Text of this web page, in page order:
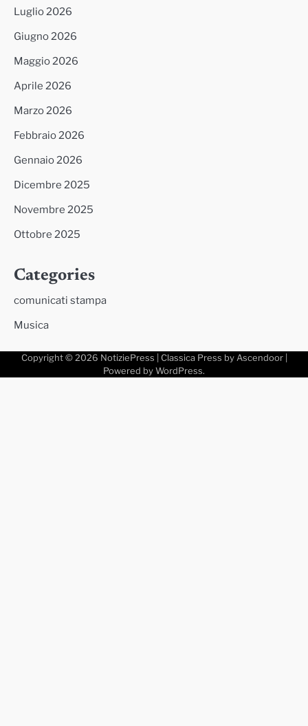
Luglio 2026
Giugno 2026
Maggio 2026
Aprile 2026
Marzo 2026
Febbraio 2026
Gennaio 2026
Dicembre 2025
Novembre 2025
Ottobre 2025
Categories
comunicati stampa
Musica
Copyright © 2026 NotiziePress | Classica Press by Ascendoor|
Powered by WordPress.